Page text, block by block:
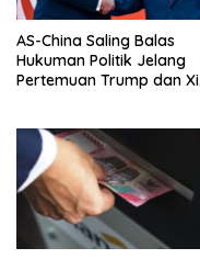
AS-China Saling Balas
Hukuman Politik Jelang
Pertemuan Trump dan Xi